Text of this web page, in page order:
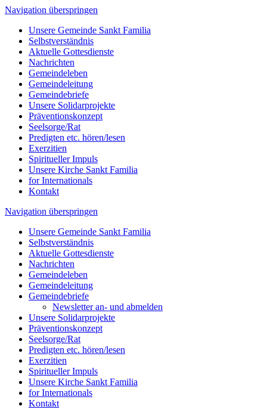
Navigation überspringen
Unsere Gemeinde Sankt Familia
Selbstverständnis
Aktuelle Gottesdienste
Nachrichten
Gemeindeleben
Gemeindeleitung
Gemeindebriefe
Unsere Solidarprojekte
Präventionskonzept
Seelsorge/Rat
Predigten etc. hören/lesen
Exerzitien
Spiritueller Impuls
Unsere Kirche Sankt Familia
for Internationals
Kontakt
Navigation überspringen
Unsere Gemeinde Sankt Familia
Selbstverständnis
Aktuelle Gottesdienste
Nachrichten
Gemeindeleben
Gemeindeleitung
Gemeindebriefe
Newsletter an- und abmelden
Unsere Solidarprojekte
Präventionskonzept
Seelsorge/Rat
Predigten etc. hören/lesen
Exerzitien
Spiritueller Impuls
Unsere Kirche Sankt Familia
for Internationals
Kontakt